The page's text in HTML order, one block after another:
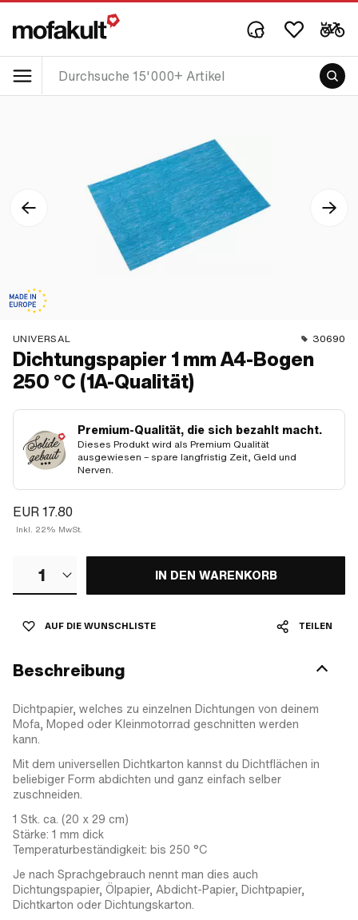
UNIVERSAL 30690
Dichtungspapier 1 mm A4-Bogen
250 °C (1A-Qualität)
Premium-Qualität, die sich bezahlt macht.
Dieses Produkt wird als Premium Qualität
ausgewiesen – spare langfristig Zeit, Geld und
Nerven.
EUR 17.80
Inkl. 22% MwSt.
1 IN DEN WARENKORB
AUF DIE WUNSCHLISTE TEILEN
Beschreibung
Dichtpapier, welches zu einzelnen Dichtungen von deinem
Mofa, Moped oder Kleinmotorrad geschnitten werden
kann.
Mit dem universellen Dichtkarton kannst du Dichtflächen in
beliebiger Form abdichten und ganz einfach selber
zuschneiden.
1 Stk. ca. (20 x 29 cm)
Stärke: 1 mm dick
Temperaturbeständigkeit: bis 250 °C
Je nach Sprachgebrauch nennt man dies auch
Dichtungspapier, Ölpapier, Abdicht-Papier, Dichtpapier,
Dichtkarton oder Dichtungskarton.